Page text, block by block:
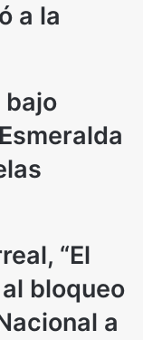
a la
bajo
“El
bloqueo
a